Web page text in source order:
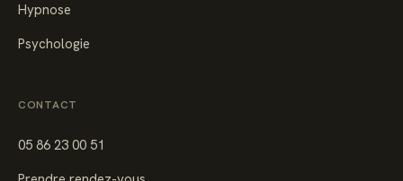
Hypnose
Psychologie
CONTACT
05 86 23 00 51